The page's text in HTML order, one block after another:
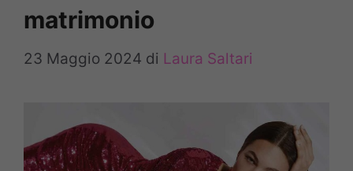
matrimonio
23 Maggio 2024 di Laura Saltari